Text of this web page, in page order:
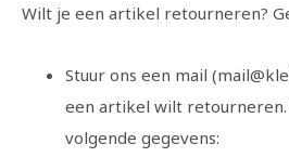
Wilt je een artikel retourneren?
Stuur ons een mail (
een artikel wilt
volgende gegevens: